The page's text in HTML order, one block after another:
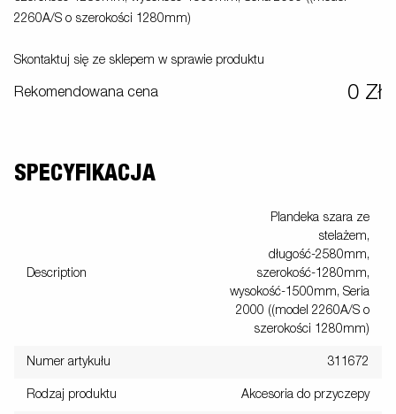
2260A/S o szerokości 1280mm)
Skontaktuj się ze sklepem w sprawie produktu
Rekomendowana cena 0 Zł
SPECYFIKACJA
Description
Plandeka szara ze
stelażem,
długość-2580mm,
szerokość-1280mm,
wysokość-1500mm, Seria
2000 ((model 2260A/S o
szerokości 1280mm)
Numer artykułu 311672
Rodzaj produktu Akcesoria do przyczepy